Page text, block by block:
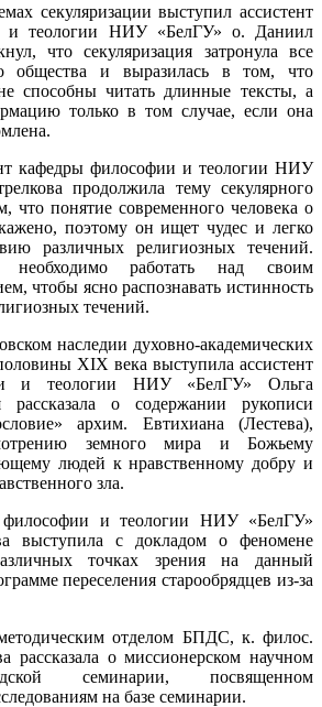
секуляризации выступил ассистент
и теологии НИУ «БелГУ» о. Даниил
что секуляризация затронула все
общества и выразилась в том, что
способны читать длинные тексты, а
только в том случае, если она
кафедры философии и теологии НИУ
продолжила тему секулярного
что понятие современного человека о
поэтому он ищет чудес и легко
различных религиозных течений.
необходимо работать над своим
чтобы ясно распознавать истинность
течений.
наследии духовно-академических
XIX века выступила ассистент
и теологии НИУ «БелГУ» Ольга
рассказала о содержании рукописи
архим. Евтихиана (Лестева),
земного мира и Божьему
людей к нравственному добру и
зла.
философии и теологии НИУ «БелГУ»
выступила с докладом о феномене
точках зрения на данный
переселения старообрядцев из-за
отделом БПДС, к. филос.
рассказала о миссионерском научном
семинарии, посвященном
на базе семинарии.